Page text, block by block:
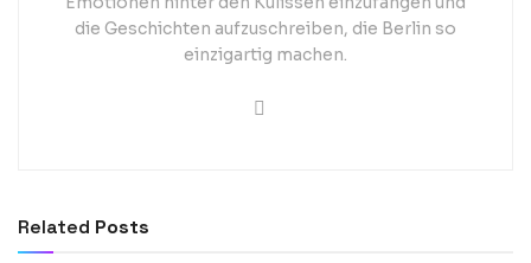
die Geschichten aufzuschreiben, die Berlin so
einzigartig machen.
Related Posts